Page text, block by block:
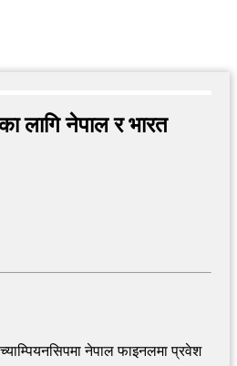
लागि नेपाल र भारत
नेपाल फाइनलमा प्रवेश